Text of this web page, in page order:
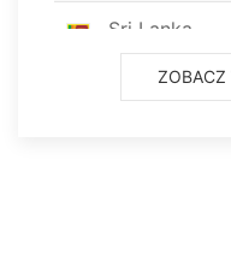
Sri Lanka
NepalZOBACZ